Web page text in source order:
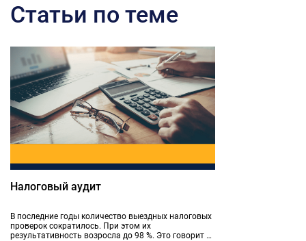
Статьи по теме
Налоговый аудит
В последние годы количество выездных налоговых
проверок сократилось. При этом их
результативность возросла до 98 %. Это говорит о